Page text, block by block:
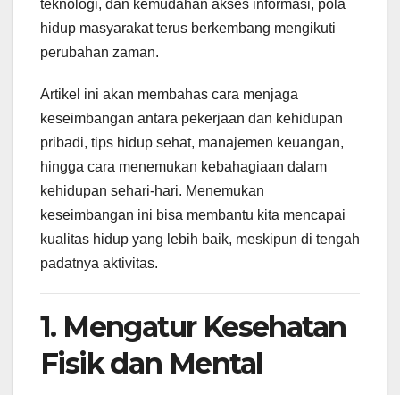
teknologi, dan kemudahan akses informasi, pola
hidup masyarakat terus berkembang mengikuti
perubahan zaman.
Artikel ini akan membahas cara menjaga
keseimbangan antara pekerjaan dan kehidupan
pribadi, tips hidup sehat, manajemen keuangan,
hingga cara menemukan kebahagiaan dalam
kehidupan sehari-hari. Menemukan
keseimbangan ini bisa membantu kita mencapai
kualitas hidup yang lebih baik, meskipun di tengah
padatnya aktivitas.
1. Mengatur Kesehatan
Fisik dan Mental